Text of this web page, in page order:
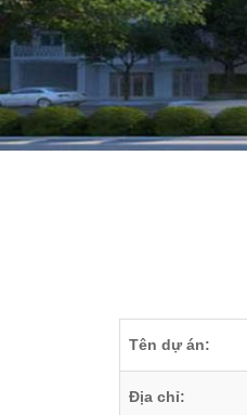
Tên dự án:
Địa chỉ: